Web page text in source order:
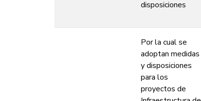
disposiciones
Por la cual se
adoptan medidas
y disposiciones
para los
proyectos de